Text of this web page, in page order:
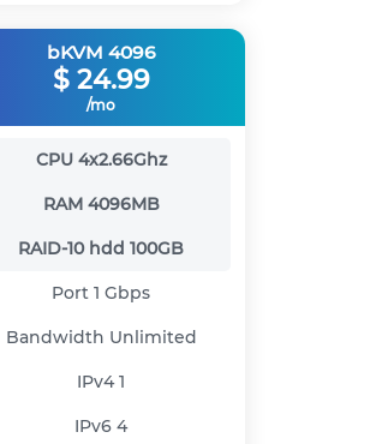
bKVM 4096
$ 24.99
/mo
CPU 4x2.66Ghz
RAM 4096MB
RAID-10 hdd 100GB
Port 1 Gbps
Bandwidth Unlimited
IPv41
IPv6 4